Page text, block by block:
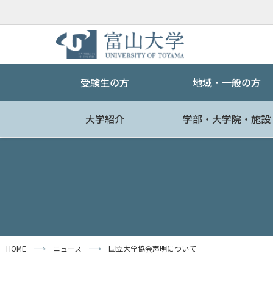
受験生の方 地域・一般の方
大学紹介 学部・大学院・施設
HOME ニュース 国立大学協会声明について